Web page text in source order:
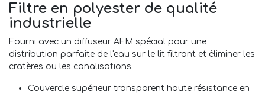
Filtre en polyester de qualité
industrielle
Fourni avec un diffuseur AFM spécial pour une
distribution parfaite de l'eau sur le lit filtrant et éliminer les
cratères ou les canalisations.
Couvercle supérieur transparent haute résistance en